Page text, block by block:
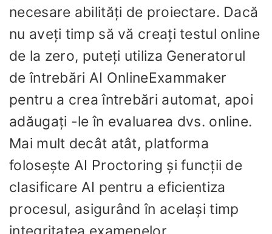
necesare abilități de proiectare. Dacă
nu aveți timp să vă creați testul online
de la zero, puteți utiliza Generatorul
de întrebări AI OnlineExammaker
pentru a crea întrebări automat, apoi
adăugați -le în evaluarea dvs. online.
Mai mult decât atât, platforma
folosește AI Proctoring și funcții de
clasificare AI pentru a eficientiza
procesul, asigurând în același timp